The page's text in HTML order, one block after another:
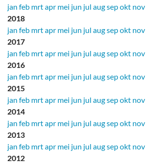
jan feb mrtapr mei jun jul augsepokt nov
2018
jan feb mrtapr mei jun jul augsepokt nov
2017
jan feb mrtapr mei jun jul augsepokt nov
2016
jan feb mrtapr mei jun jul augsepokt nov
2015
jan feb mrtapr mei jun jul augsepokt nov
2014
jan feb mrtapr mei jun jul augsepokt nov
2013
jan feb mrtapr mei jun jul augsepokt nov
2012